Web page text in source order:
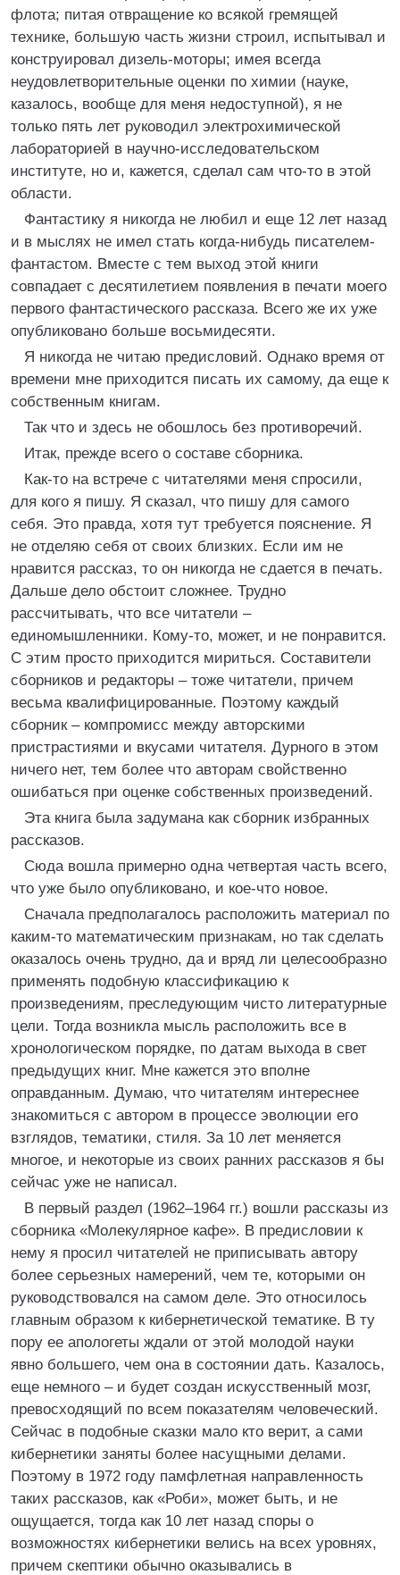
флота; питая отвращение ко всякой гремящей
технике, большую часть жизни строил, испытывал и
конструировал дизель-моторы; имея всегда
неудовлетворительные оценки по химии (науке,
казалось, вообще для меня недоступной), я не
только пять лет руководил электрохимической
лабораторией в научно-исследовательском
институте, но и, кажется, сделал сам что-то в этой
области.
Фантастику я никогда не любил и еще 12 лет назад
и в мыслях не имел стать когда-нибудь писателем-
фантастом. Вместе с тем выход этой книги
совпадает с десятилетием появления в печати моего
первого фантастического рассказа. Всего же их уже
опубликовано больше восьмидесяти.
Я никогда не читаю предисловий. Однако время от
времени мне приходится писать их самому, да еще к
собственным книгам.
Так что и здесь не обошлось без противоречий.
Итак, прежде всего о составе сборника.
Как-то на встрече с читателями меня спросили,
для кого я пишу. Я сказал, что пишу для самого
себя. Это правда, хотя тут требуется пояснение. Я
не отделяю себя от своих близких. Если им не
нравится рассказ, то он никогда не сдается в печать.
Дальше дело обстоит сложнее. Трудно
рассчитывать, что все читатели –
единомышленники. Кому-то, может, и не понравится.
С этим просто приходится мириться. Составители
сборников и редакторы – тоже читатели, причем
весьма квалифицированные. Поэтому каждый
сборник – компромисс между авторскими
пристрастиями и вкусами читателя. Дурного в этом
ничего нет, тем более что авторам свойственно
ошибаться при оценке собственных произведений.
Эта книга была задумана как сборник избранных
рассказов.
Сюда вошла примерно одна четвертая часть всего,
что уже было опубликовано, и кое-что новое.
Сначала предполагалось расположить материал по
каким-то математическим признакам, но так сделать
оказалось очень трудно, да и вряд ли целесообразно
применять подобную классификацию к
произведениям, преследующим чисто литературные
цели. Тогда возникла мысль расположить все в
хронологическом порядке, по датам выхода в свет
предыдущих книг. Мне кажется это вполне
оправданным. Думаю, что читателям интереснее
знакомиться с автором в процессе эволюции его
взглядов, тематики, стиля. За 10 лет меняется
многое, и некоторые из своих ранних рассказов я бы
сейчас уже не написал.
В первый раздел (1962–1964 гг.) вошли рассказы из
сборника «Молекулярное кафе». В предисловии к
нему я просил читателей не приписывать автору
более серьезных намерений, чем те, которыми он
руководствовался на самом деле. Это относилось
главным образом к кибернетической тематике. В ту
пору ее апологеты ждали от этой молодой науки
явно большего, чем она в состоянии дать. Казалось,
еще немного – и будет создан искусственный мозг,
превосходящий по всем показателям человеческий.
Сейчас в подобные сказки мало кто верит, а сами
кибернетики заняты более насущными делами.
Поэтому в 1972 году памфлетная направленность
таких рассказов, как «Роби», может быть, и не
ощущается, тогда как 10 лет назад споры о
возможностях кибернетики велись на всех уровнях,
причем скептики обычно оказывались в